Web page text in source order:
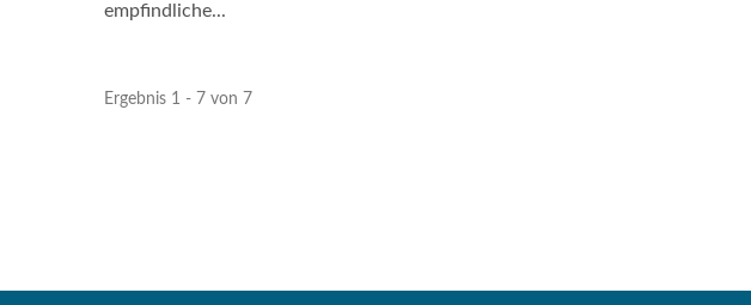
empfindliche...
Ergebnis 1 - 7 von 7